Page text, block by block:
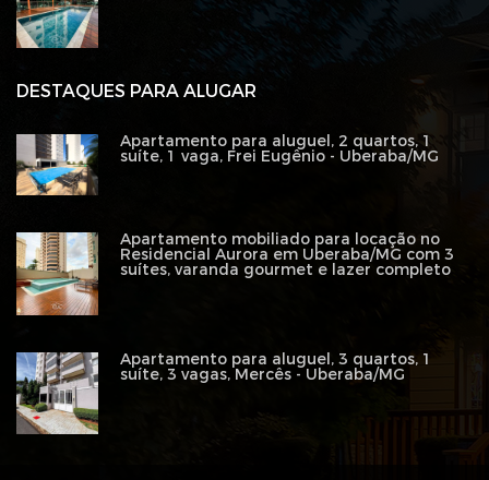
DESTAQUES PARA ALUGAR
Apartamento para aluguel, 2 quartos, 1
suíte, 1 vaga, Frei Eugênio - Uberaba/MG
Apartamento mobiliado para locação no
Residencial Aurora em Uberaba/MG com 3
suítes, varanda gourmet e lazer completo
Apartamento para aluguel, 3 quartos, 1
suíte, 3 vagas, Mercês - Uberaba/MG